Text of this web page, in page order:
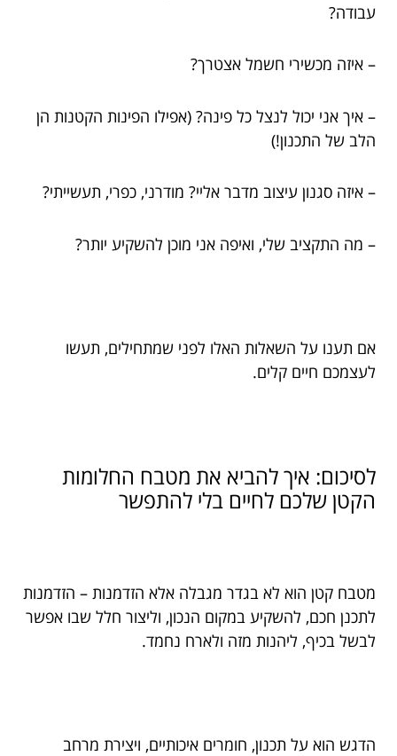
עבודה?
– איזה מכשירי חשמל אצטרך?
– איך אני יכול לנצל כל פינה? (אפילו הפינות הקטנות הן
הלב של התכנון!)
– איזה סגנון עיצוב מדבר אליי? מודרני, כפרי, תעשייתי?
– מה התקציב שלי, ואיפה אני מוכן להשקיע יותר?
אם תענו על השאלות האלו לפני שמתחילים, תעשו
לעצמכם חיים קלים.
לסיכום: איך להביא את מטבח החלומות
הקטן שלכם לחיים בלי להתפשר
מטבח קטן הוא לא בגדר מגבלה אלא הזדמנות – הזדמנות
לתכנן חכם, להשקיע במקום הנכון, וליצור חלל שבו אפשר
לבשל בכיף, ליהנות מזה ולארח נחמד.
הדגש הוא על תכנון, חומרים איכותיים, ויצירת מרחב